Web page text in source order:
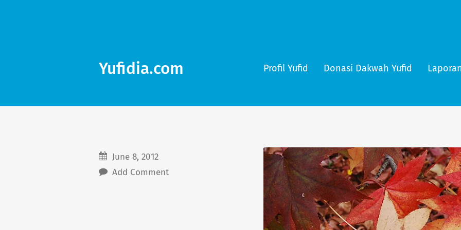
Yufidia.com Profil Yufid Donasi Dakwah Yufid
June 8, 2012
Add Comment